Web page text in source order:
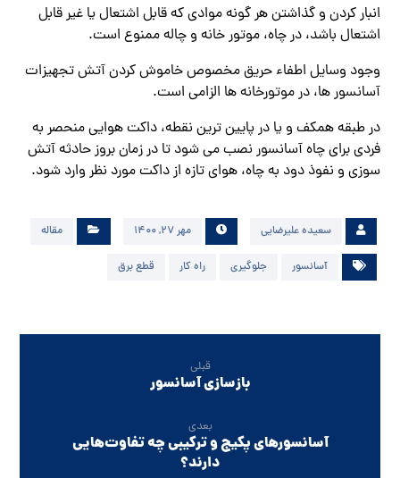
انبار کردن و گذاشتن هر گونه موادی که قابل اشتعال یا غیر قابل
اشتعال باشد، در چاه، موتور خانه و چاله ممنوع است.
وجود وسایل اطفاء حریق مخصوص خاموش کردن آتش تجهیزات
آسانسور ها، در موتورخانه ها الزامی است.
در طبقه همکف و یا در پایین ترین نقطه، داکت هوایی منحصر به
فردی برای چاه آسانسور نصب می شود تا در زمان بروز حادثه آتش
سوزی و نفوذ دود به چاه، هوای تازه از داکت مورد نظر وارد شود.
سعیده علیرضایی مهر ۲۷, ۱۴۰۰ مقاله
آسانسور جلوگیری راه کار قطع برق
قبلی
بازسازی آسانسور
بعدی
آسانسور‌های پکیج و ترکیبی چه تفاوت‌هایی
دارند؟